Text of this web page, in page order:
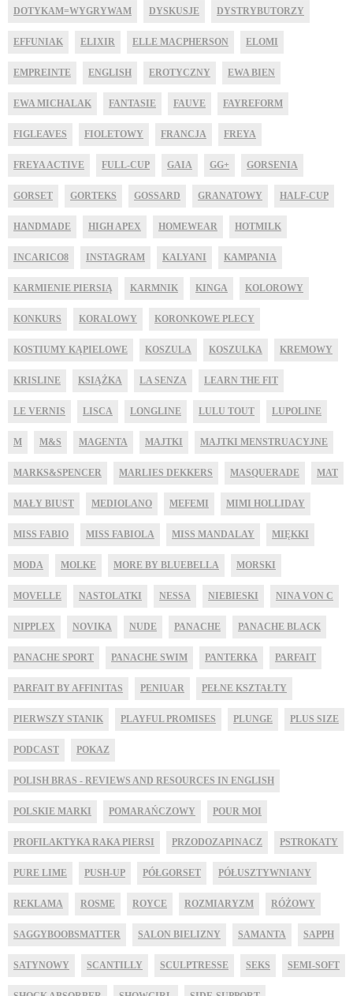
DOTYKAM=WYGRYWAM DYSKUSJE DYSTRYBUTORZY
EFFUNIAK ELIXIR ELLE MACPHERSON ELOMI
EMPREINTE ENGLISH EROTYCZNY EWA BIEN
EWA MICHALAK FANTASIE FAUVE FAYREFORM
FIGLEAVES FIOLETOWY FRANCJA FREYA
FREYA ACTIVE FULL-CUP GAIA GG+ GORSENIA
GORSET GORTEKS GOSSARD GRANATOWY HALF-CUP
HANDMADE HIGH APEX HOMEWEAR HOTMILK
INCARICO8 INSTAGRAM KALYANI KAMPANIA
KARMIENIE PIERSIĄ KARMNIK KINGA KOLOROWY
KONKURS KORALOWY KORONKOWE PLECY
KOSTIUMY KĄPIELOWE KOSZULA KOSZULKA KREMOWY
KRISLINE KSIĄŻKA LA SENZA LEARN THE FIT
LE VERNIS LISCA LONGLINE LULU TOUT LUPOLINE
M M&S MAGENTA MAJTKI MAJTKI MENSTRUACYJNE
MARKS&SPENCER MARLIES DEKKERS MASQUERADE MAT
MAŁY BIUST MEDIOLANO MEFEMI MIMI HOLLIDAY
MISS FABIO MISS FABIOLA MISS MANDALAY MIĘKKI
MODA MOLKE MORE BY BLUEBELLA MORSKI
MOVELLE NASTOLATKI NESSA NIEBIESKI NINA VON C
NIPPLEX NOVIKA NUDE PANACHE PANACHE BLACK
PANACHE SPORT PANACHE SWIM PANTERKA PARFAIT
PARFAIT BY AFFINITAS PENIUAR PEŁNE KSZTAŁTY
PIERWSZY STANIK PLAYFUL PROMISES PLUNGE PLUS SIZE
PODCAST POKAZ
POLISH BRAS - REVIEWS AND RESOURCES IN ENGLISH
POLSKIE MARKI POMARAŃCZOWY POUR MOI
PROFILAKTYKA RAKA PIERSI PRZODOZAPINACZ PSTROKATY
PURE LIME PUSH-UP PÓŁGORSET PÓŁUSZTYWNIANY
REKLAMA ROSME ROYCE ROZMIARYZM RÓŻOWY
SAGGYBOOBSMATTER SALON BIELIZNY SAMANTA SAPPH
SATYNOWY SCANTILLY SCULPTRESSE SEKS SEMI-SOFT